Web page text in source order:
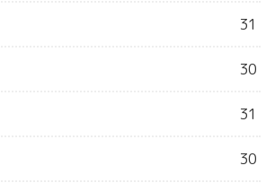
31
30
31
30